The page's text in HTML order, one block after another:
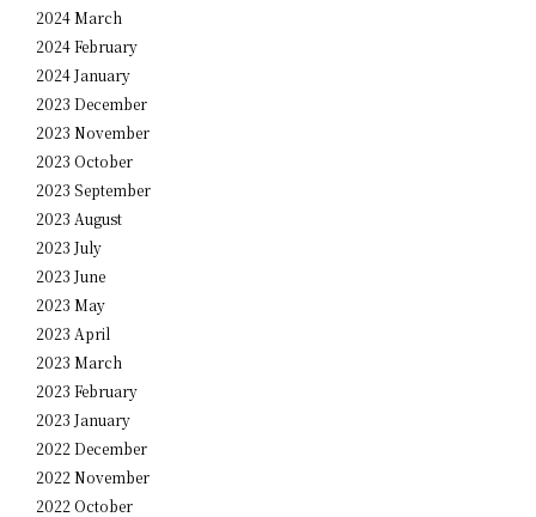
2024 March
2024 February
2024 January
2023 December
2023 November
2023 October
2023 September
2023 August
2023 July
2023 June
2023 May
2023 April
2023 March
2023 February
2023 January
2022 December
2022 November
2022 October